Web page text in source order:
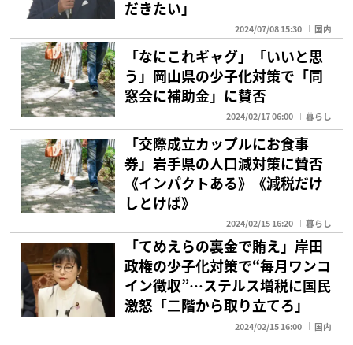
だきたい」
2024/07/08 15:30 国内
「なにこれギャグ」「いいと思
う」岡山県の少子化対策で「同
窓会に補助金」に賛否
2024/02/17 06:00 暮らし
「交際成立カップルにお食事
券」岩手県の人口減対策に賛否
《インパクトある》《減税だけ
しとけば》
2024/02/15 16:20 暮らし
「てめえらの裏金で賄え」岸田
政権の少子化対策で“毎月ワンコ
イン徴収”…ステルス増税に国民
激怒「二階から取り立てろ」
2024/02/15 16:00 国内